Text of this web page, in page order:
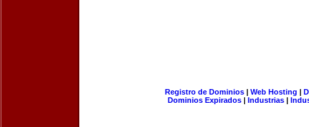
Registro de Dominios| Web Hosting |
Dominios Expirados | Industrias |